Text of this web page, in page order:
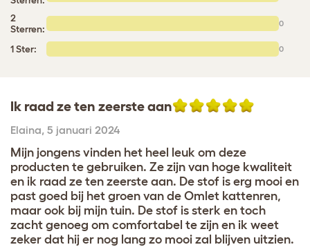
2
Sterren:
0
1 Ster: 0
Ik raad ze ten zeerste aan
Elaina, 5 januari 2024
Mijn jongens vinden het heel leuk om deze
producten te gebruiken. Ze zijn van hoge kwaliteit
en ik raad ze ten zeerste aan. De stof is erg mooi en
past goed bij het groen van de Omlet kattenren,
maar ook bij mijn tuin. De stof is sterk en toch
zacht genoeg om comfortabel te zijn en ik weet
zeker dat hij er nog lang zo mooi zal blijven uitzien.